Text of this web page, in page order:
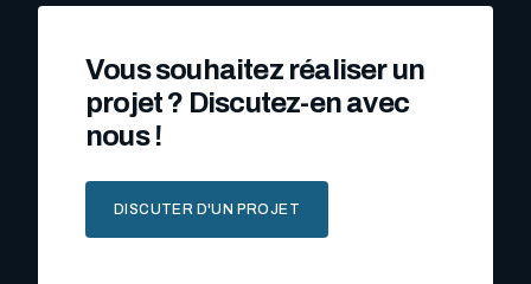
Vous souhaitez réaliser un
projet ? Discutez-en avec
nous !
DISCUTER D'UN PROJET